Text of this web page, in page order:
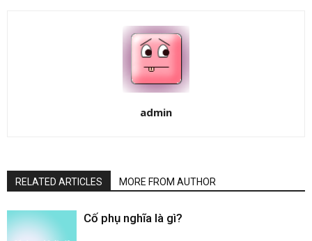
admin
RELATED ARTICLES MORE FROM AUTHOR
Cố phụ nghĩa là gì​?